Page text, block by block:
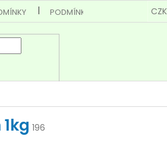
PODMÍNKY OCHRANY CZK
196